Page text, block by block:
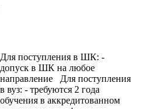
Для поступления в ШК: -
допуск в ШК на любое
направление Для поступления
в вуз: - требуются 2 года
обучения в аккредитованном